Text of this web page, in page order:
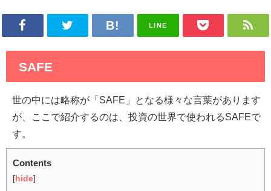
LINE
SAFE
世の中には略称が「SAFE」となる様々な言葉があります
が、ここで紹介するのは、投資の世界で使われるSAFEで
す。
Contents
[ hide]